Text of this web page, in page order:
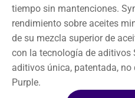
tiempo sin mantenciones.
rendimiento sobre aceites
de su mezcla superior de
con la tecnología de aditivos
aditivos única, patentada, no
Purple.